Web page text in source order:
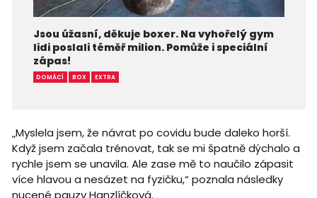
Jsou úžasní, děkuje boxer. Na vyhořelý gym
lidi poslali téměř milion. Pomůže i speciální
zápas!
DOMÁCÍ BOX EXTRA
„Myslela jsem, že návrat po covidu bude daleko horší.
Když jsem začala trénovat, tak se mi špatně dýchalo a
rychle jsem se unavila. Ale zase mě to naučilo zápasit
více hlavou a nesázet na fyzičku,“ poznala následky
nucené pauzy Hanzlíčková.